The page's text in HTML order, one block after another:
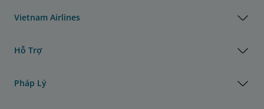
Vietnam Airlines
Hỗ Trợ
Pháp Lý